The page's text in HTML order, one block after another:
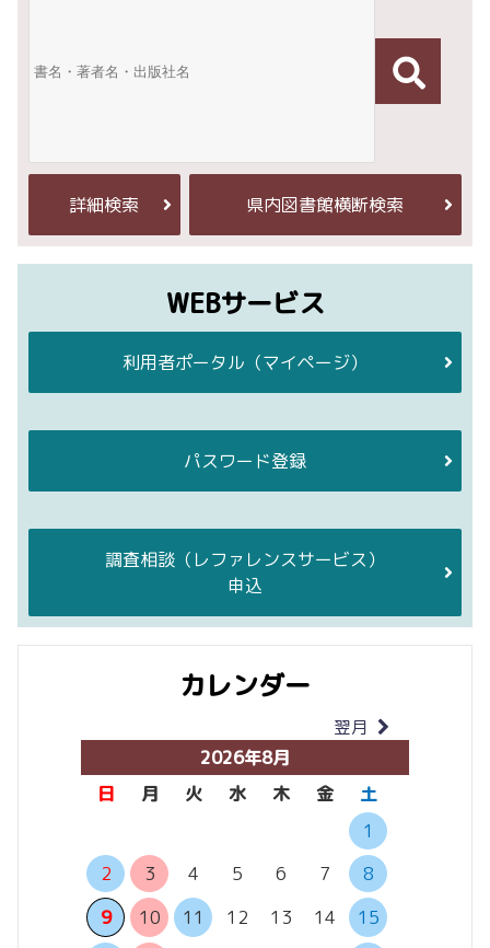
詳細検索 県内図書館横断検索
WEBサービス
利用者ポータル （マイページ）
パスワード登録
調査相談 （レファレンスサービス）
申込
カレンダー
翌月
2026年8月
日
月 火 水 木 金
土
1
2
3 4 5 6 7
8
9
10 11 12 13 14
15